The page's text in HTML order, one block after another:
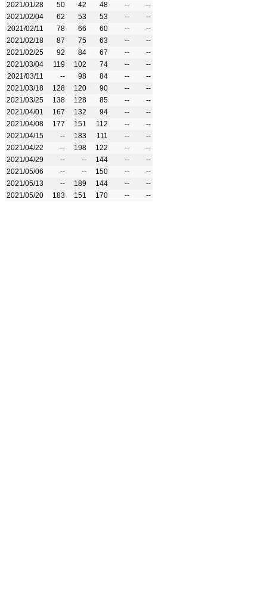
2021/01/28
50 42 48 --
--
2021/02/04
62 53 53 --
--
2021/02/11
78 66 60 --
--
2021/02/18
87 75 63 --
--
2021/02/25
92 84 67 --
--
2021/03/04
119 102 74 --
--
2021/03/11
-- 98 84 --
--
2021/03/18
128 120 90 --
--
2021/03/25
138 128 85 --
--
2021/04/01
167 132 94 --
--
2021/04/08
177 151 112 --
--
2021/04/15
-- 183 111 --
--
2021/04/22
-- 198 122 --
--
2021/04/29
-- -- 144 --
--
2021/05/06
-- -- 150 --
--
2021/05/13
-- 189 144 --
--
2021/05/20
183 151 170 -- --